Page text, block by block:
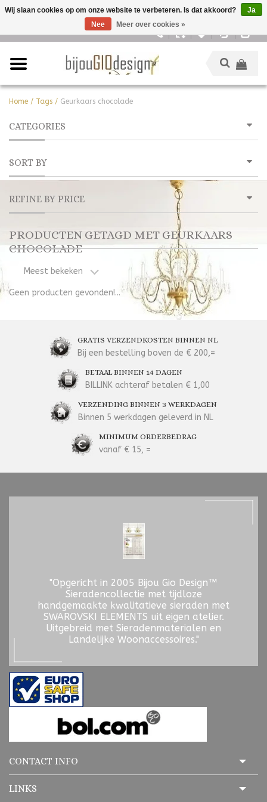
Home / Tags / Geurkaars chocolade
CATEGORIES
SORT BY
REFINE BY PRICE
PRODUCTEN GETAGD MET GEURKAARS
CHOCOLADE
Meest bekeken
Geen producten gevonden!...
GRATIS VERZENDKOSTEN BINNEN NL
Bij een bestelling boven de € 200,=
BETAAL BINNEN 14 DAGEN
BILLINK achteraf betalen € 1,00
VERZENDING BINNEN 3 WERKDAGEN
Binnen 5 werkdagen geleverd in NL
MINIMUM ORDERBEDRAG
vanaf € 15, =
"Opgericht in 2005 Bijou Gio Design™
Sieradencollectie met tijdloze
handgemaakte kwalitatieve sieraden met
SWAROVSKI ELEMENTS uit eigen atelier.
Uitgebreid met Sieradenmaterialen en
Landelijke Woonaccessoires."
CONTACT INFO
LINKS
Wij slaan cookies op om onze website te verbeteren. Is dat akkoord?
Ja
Nee
Meer over cookies »